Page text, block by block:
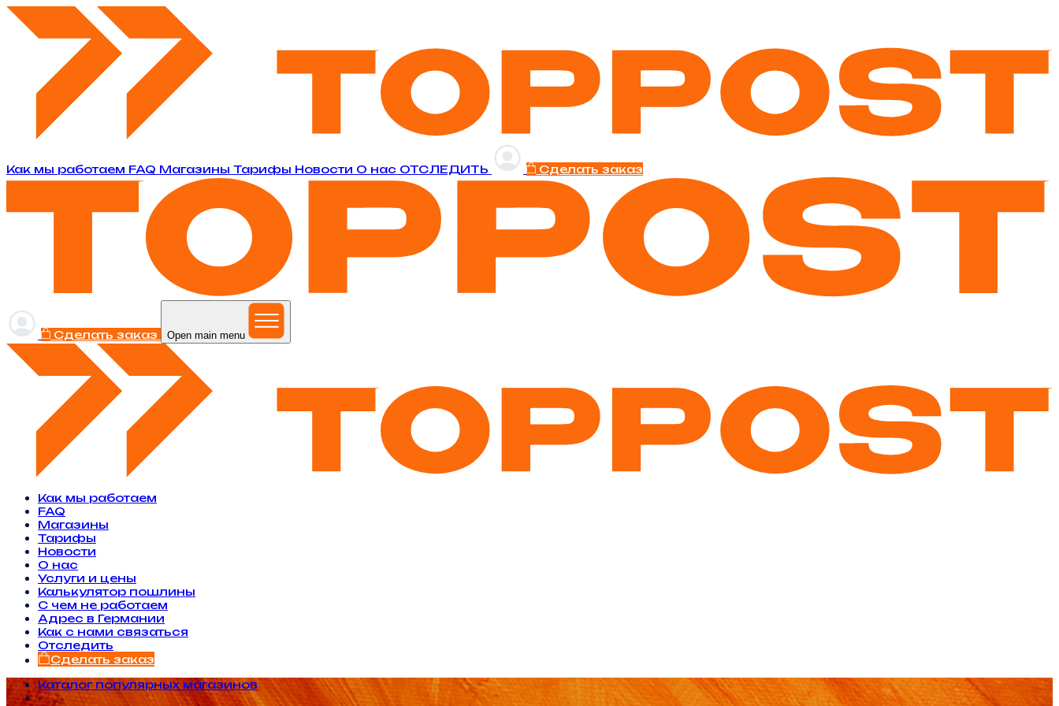
Как мы работаем FAQ Магазины Тарифы Новости O нас ОТСЛЕДИТЬ Сделать заказ
Сделать заказ Open main menu
Как мы работаем
FAQ
Магазины
Тарифы
Новости
O нас
Услуги и цены
Калькулятор пошлины
С чем не работаем
Адрес в Германии
Как с нами связаться
Отследить
Сделать заказ
Каталог популярных магазинов
•